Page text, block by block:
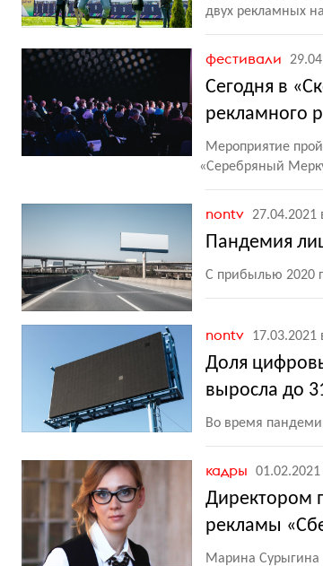
двух рекламных
фестивали
Сегодня в
рекламного
Мероприятие
«Серебряный
nontv 27.04.2021
Пандемия
С прибылью 2020
nontv 17.03.2021
Доля
выросла до
Во время
кадры
Директором
рекламы
Марина Сурыгина